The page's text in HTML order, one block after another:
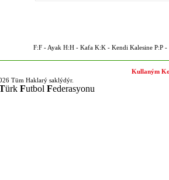
F:F - Ayak H:H - Kafa K:K - Kendi Kalesine P:P -
Tüm Haklarý saklýdýr.
ürk Futbol Federasyonu
Kullaným